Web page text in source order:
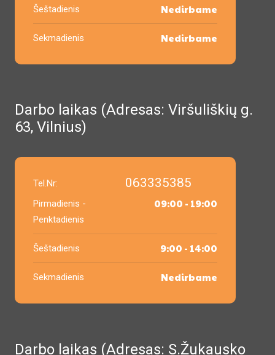
Šeštadienis Nedirbame
Sekmadienis Nedirbame
Darbo laikas (Adresas: Viršuliškių g.
63, Vilnius)
Tel.Nr: 063335385
Pirmadienis -
Penktadienis
09:00 - 19:00
Šeštadienis 9:00 - 14:00
Sekmadienis Nedirbame
Darbo laikas (Adresas: S.Žukausko